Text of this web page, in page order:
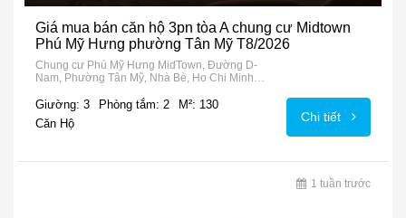
Giá mua bán căn hộ 3pn tòa A chung cư Midtown
Phú Mỹ Hưng phường Tân Mỹ T8/2026
Chung cư Phú Mỹ Hưng MidTown, Đường D-
Nam, Phường Tân Mỹ, Nhà Bè, Ho Chi Minh
Giường: 3 Phòng tắm: 2
M²: 130
Căn Hộ
Chi tiết
1 tuần trước